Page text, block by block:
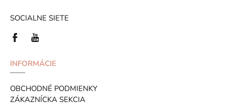
SOCIALNE SIETE
INFORMÁCIE
OBCHODNÉ PODMIENKY
ZÁKAZNÍCKA SEKCIA